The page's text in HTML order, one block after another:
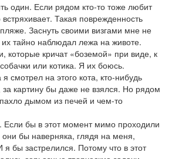
один. Если рядом кто-то тоже любит
Такая поврежденность
Заснуть своими визгами мне не
тайно наблюдал лежа на животе.
которые кричат «боземой» при виде, к
или котика. Я их боюсь.
смотрел на этого кота, кто-нибудь
картину бы даже не взялся. Но рядом
дымом из печей и чем-то
бы в этот момент мимо проходили
бы наверняка, глядя на меня,
бы застрелился. Потому что в этот